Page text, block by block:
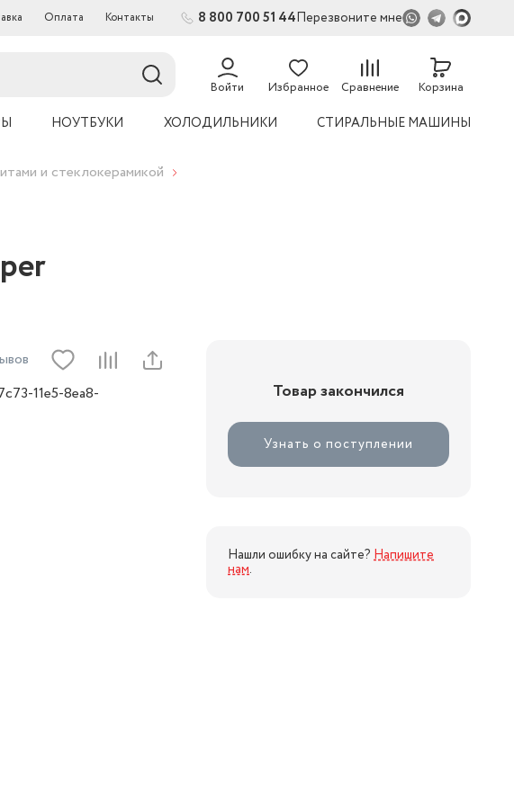
Оплата Контакты 8 800 700 51 44Перезвоните мне
Войти Избранное Сравнение Корзина
НОУТБУКИ ХОЛОДИЛЬНИКИ СТИРАЛЬНЫЕ МАШИНЫ
и стеклокерамикой
11e5-8ea8-
Товар закончился
Узнать о поступлении
Нашли ошибку на сайте? Напишите
нам.